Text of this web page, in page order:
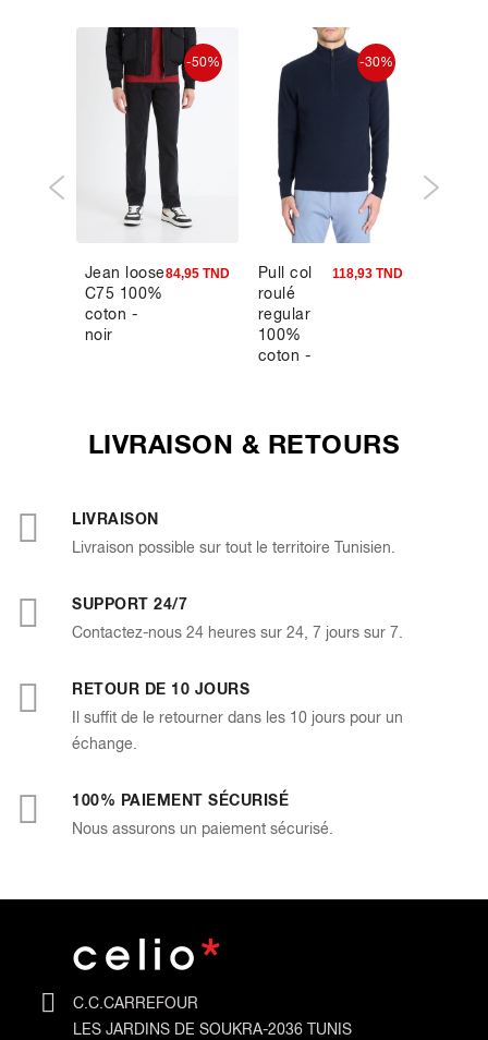
-50%
Jean loose
C75 100%
coton -
noir
84,95 TND
-30%
Pull col
roulé
regular
100%
coton -
118,93 TND
LIVRAISON & RETOURS
LIVRAISON
Livraison possible sur tout le territoire Tunisien.
SUPPORT 24/7
Contactez-nous 24 heures sur 24, 7 jours sur 7.
RETOUR DE 10 JOURS
Il suffit de le retourner dans les 10 jours pour un
échange.
100% PAIEMENT SÉCURISÉ
Nous assurons un paiement sécurisé.
C.C.CARREFOUR
LES JARDINS DE SOUKRA-2036 TUNIS